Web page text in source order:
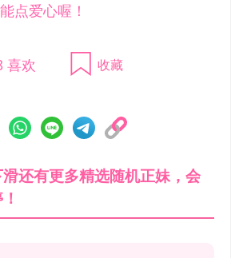
点爱心喔！
喜欢 收藏
还有更多精选随机正妹，会